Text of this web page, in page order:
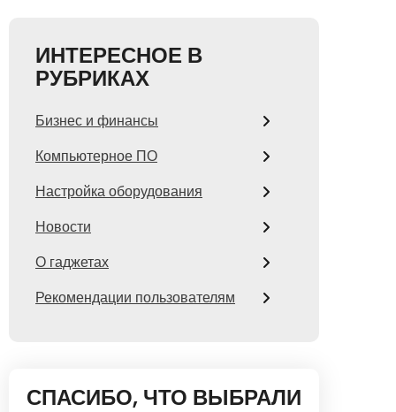
ИНТЕРЕСНОЕ В
РУБРИКАХ
Бизнес и финансы
Компьютерное ПО
Настройка оборудования
Новости
О гаджетах
Рекомендации пользователям
СПАСИБО, ЧТО ВЫБРАЛИ